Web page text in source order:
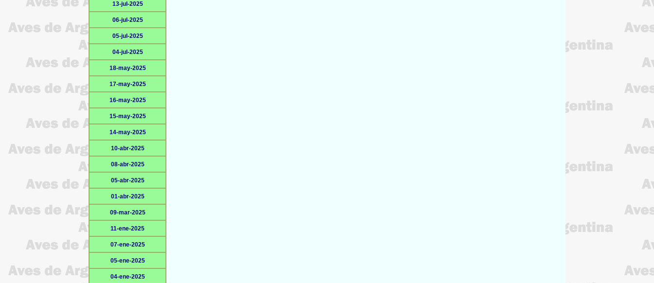
13-jul-2025
06-jul-2025
05-jul-2025
04-jul-2025
18-may-2025
17-may-2025
16-may-2025
15-may-2025
14-may-2025
10-abr-2025
08-abr-2025
05-abr-2025
01-abr-2025
09-mar-2025
11-ene-2025
07-ene-2025
05-ene-2025
04-ene-2025